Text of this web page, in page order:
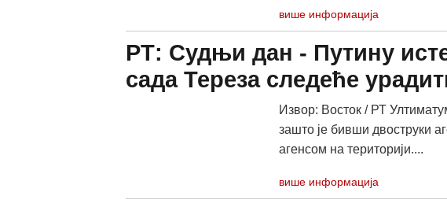
више информација
РТ: Судњи дан - Путину
сада Тереза следеће
Извор: Восток / РТ
зашто је бивши двоструки
агенсом на територији....
више информација